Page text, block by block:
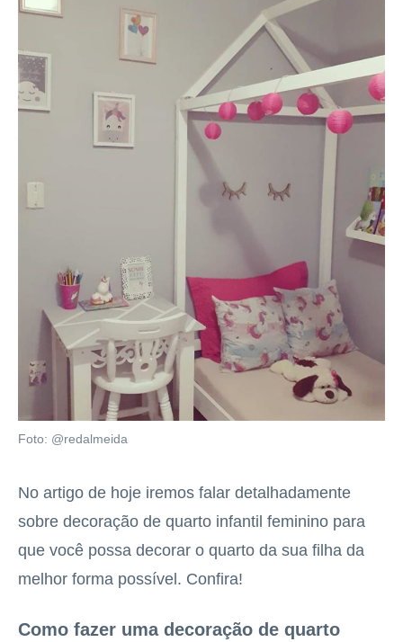
Foto: @redalmeida
No artigo de hoje iremos falar detalhadamente
sobre decoração de quarto infantil feminino para
que você possa decorar o quarto da sua filha da
melhor forma possível. Confira!
Como fazer uma decoração de quarto